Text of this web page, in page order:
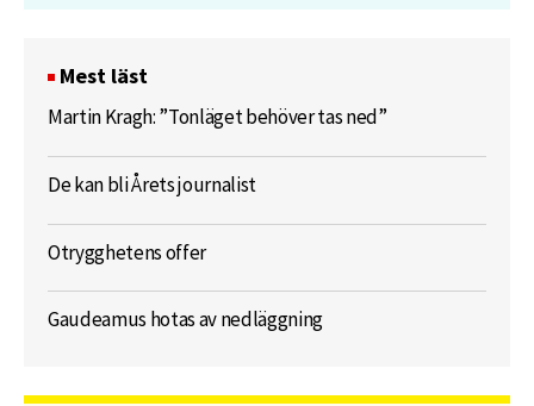
Mest läst
Martin Kragh: ”Tonläget behöver tas ned”
De kan bli Årets journalist
Otrygghetens offer
Gaudeamus hotas av nedläggning